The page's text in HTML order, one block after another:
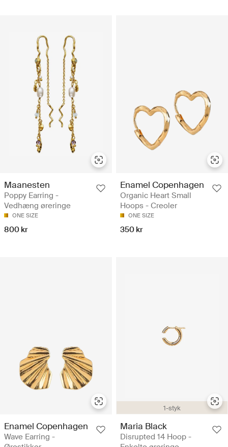
Maanesten
Poppy Earring -
Vedhæng øreringe
ONE SIZE
800 kr
Enamel Copenhagen
Organic Heart Small
Hoops - Creoler
ONE SIZE
350 kr
Enamel Copenhagen
Wave Earring -
1-styk
Maria Black
Disrupted 14 Hoop -